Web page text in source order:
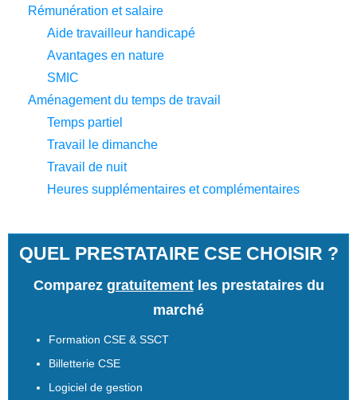
Rémunération et salaire
Aide travailleur handicapé
Avantages en nature
SMIC
Aménagement du temps de travail
Temps partiel
Travail le dimanche
Travail de nuit
Heures supplémentaires et complémentaires
QUEL PRESTATAIRE CSE CHOISIR ?
Comparez gratuitementles prestataires du
marché
Formation CSE & SSCT
Billetterie CSE
Logiciel de gestion